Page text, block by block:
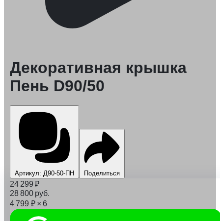
Декоративная крышка
Пень D90/50
Артикул: Д90-50-ПН Поделиться
24 299 ₽
28 800 руб.
4 799 ₽ × 6